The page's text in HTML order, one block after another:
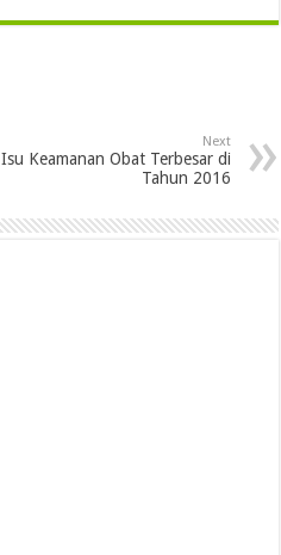
Next
Keamanan Obat Terbesar di
Tahun 2016